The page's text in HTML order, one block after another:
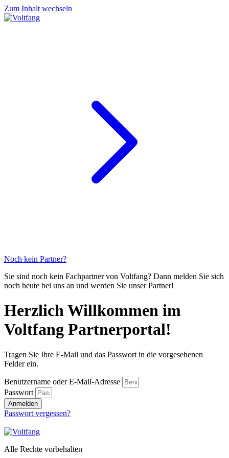
Zum Inhalt wechseln
Noch kein Partner?
Sie sind noch kein Fachpartner von Voltfang? Dann melden Sie sich
noch heute bei uns an und werden Sie unser Partner!
Herzlich Willkommen im
Voltfang Partnerportal!
Tragen Sie Ihre E-Mail und das Passwort in die vorgesehenen
Felder ein.
Benutzername oder E-Mail-Adresse
Passwort
Anmelden
Passwort vergessen?
Alle Rechte vorbehalten